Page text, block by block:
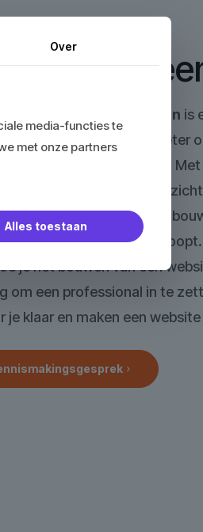
van
laten maken in IJsselstein is
of organisatie nog beter
is enorm belangrijk!
concurrentiepositie ten
je zelf begonnen met het
dit toch niet zo goed
je het bouwen van een
om een professional in te
je klaar en maken een
Over
media-functies te
met onze partners
Alles toestaan